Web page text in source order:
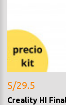
S/29.5
Creality HI